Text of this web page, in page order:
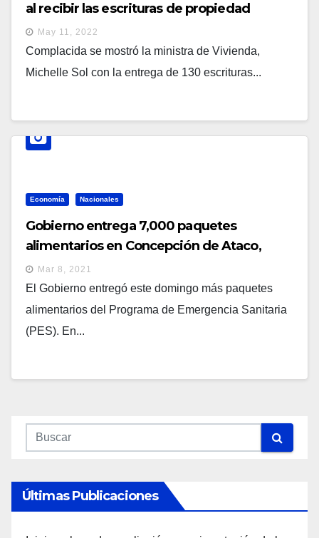
al recibir las escrituras de propiedad
May 11, 2022
Complacida se mostró la ministra de Vivienda,
Michelle Sol con la entrega de 130 escrituras...
Economía Nacionales
Gobierno entrega 7,000 paquetes
alimentarios en Concepción de Ataco,
Ahuachapán
Mar 8, 2021
El Gobierno entregó este domingo más paquetes
alimentarios del Programa de Emergencia Sanitaria
(PES). En...
Últimas Publicaciones